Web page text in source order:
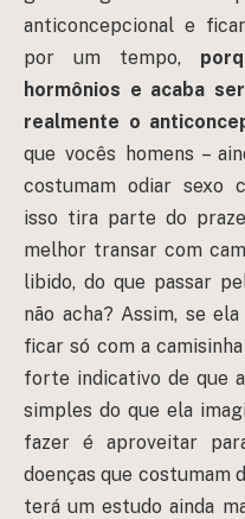
anticoncepcional e
por um tempo,
hormônios e acaba
realmente o
que vocês homens –
costumam odiar sexo
isso tira parte do
melhor transar com
libido, do que passar
não acha? Assim, se
ficar só com a
forte indicativo de que
simples do que ela
fazer é aproveitar
doenças que costumam
terá um estudo ainda